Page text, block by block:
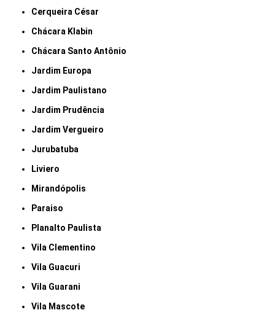
Cerqueira César
Chácara Klabin
Chácara Santo Antônio
Jardim Europa
Jardim Paulistano
Jardim Prudência
Jardim Vergueiro
Jurubatuba
Liviero
Mirandópolis
Paraiso
Planalto Paulista
Vila Clementino
Vila Guacuri
Vila Guarani
Vila Mascote